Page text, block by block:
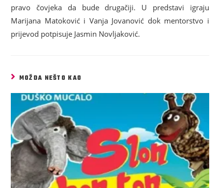
pravo čovjeka da bude drugačiji. U predstavi igraju
Marijana Matoković i Vanja Jovanović dok mentorstvo i
prijevod potpisuje Jasmin Novljaković.
MOŽDA NEŠTO KAO